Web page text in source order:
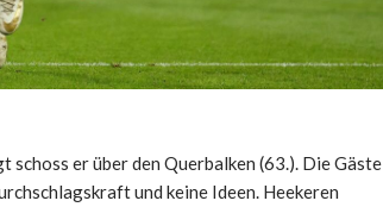
schoss er über den Querbalken (63.). Die Gäste
und keine Ideen. Heekeren